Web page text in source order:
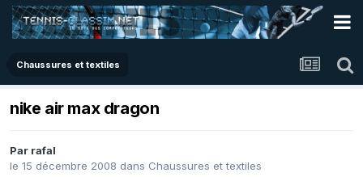
Chaussures et textiles
nike air max dragon
Par rafal
le 15 décembre 2008 dans Chaussures et textiles